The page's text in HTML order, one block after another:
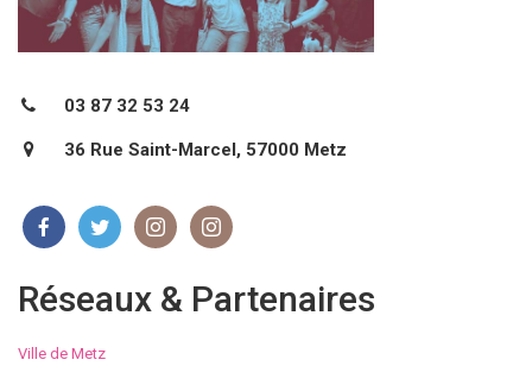
03 87 32 53 24
36 Rue Saint-Marcel, 57000 Metz
Réseaux & Partenaires
Ville de Metz